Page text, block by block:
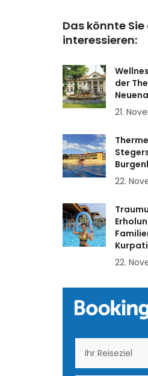
Das könnte
interessieren:
der
21.
22.
22.